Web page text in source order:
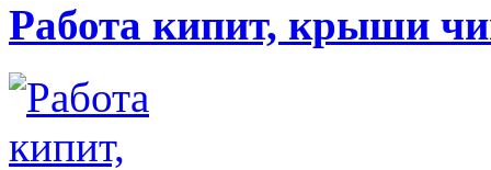
Работа кипит, крыши